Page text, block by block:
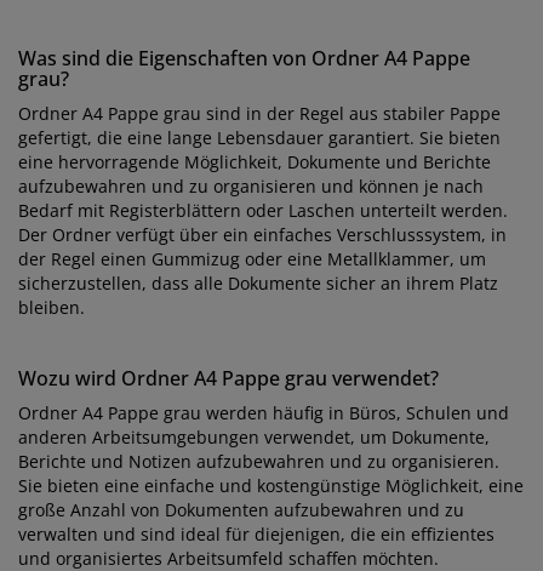
Was sind die Eigenschaften von Ordner A4 Pappe
grau?
Ordner A4 Pappe grau sind in der Regel aus stabiler Pappe
gefertigt, die eine lange Lebensdauer garantiert. Sie bieten
eine hervorragende Möglichkeit, Dokumente und Berichte
aufzubewahren und zu organisieren und können je nach
Bedarf mit Registerblättern oder Laschen unterteilt werden.
Der Ordner verfügt über ein einfaches Verschlusssystem, in
der Regel einen Gummizug oder eine Metallklammer, um
sicherzustellen, dass alle Dokumente sicher an ihrem Platz
bleiben.
Wozu wird Ordner A4 Pappe grau verwendet?
Ordner A4 Pappe grau werden häufig in Büros, Schulen und
anderen Arbeitsumgebungen verwendet, um Dokumente,
Berichte und Notizen aufzubewahren und zu organisieren.
Sie bieten eine einfache und kostengünstige Möglichkeit, eine
große Anzahl von Dokumenten aufzubewahren und zu
verwalten und sind ideal für diejenigen, die ein effizientes
und organisiertes Arbeitsumfeld schaffen möchten.